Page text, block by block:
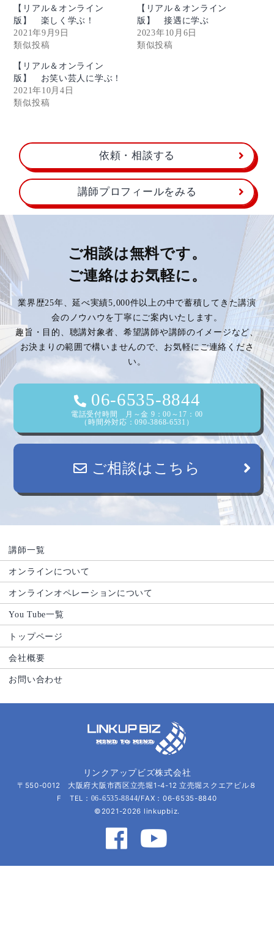
【リアル＆オンライン
版】 楽しく学ぶ！
2021年9月9日
類似投稿
【リアル＆オンライン
版】 接遇に学ぶ
2023年10月6日
類似投稿
【リアル＆オンライン
版】 お笑い芸人に学ぶ！
2021年10月4日
類似投稿
依頼・相談する
講師プロフィールをみる
ご相談は無料です。
ご連絡はお気軽に。
業界歴25年、延べ実績5,000件以上の中で蓄積してきた講演
会のノウハウを丁寧にご案内いたします。
趣旨・目的、聴講対象者、希望講師や講師のイメージなど、
お決まりの範囲で構いませんので、お気軽にご連絡くださ
い。
06-6535-8844
電話受付時間 月～金 9：00～17：00
（時間外対応：090-3868-6531）
ご相談はこちら
講師一覧
オンラインについて
オンラインオペレーションについて
You Tube一覧
トップページ
会社概要
お問い合わせ
リンクアップビズ株式会社
〒550-0012 大阪府大阪市西区立売堀1-4-12 立売堀スクエアビル８
F TEL： 06-6535-8844/FAX：06-6535-8840
©2021-2026 linkupbiz.